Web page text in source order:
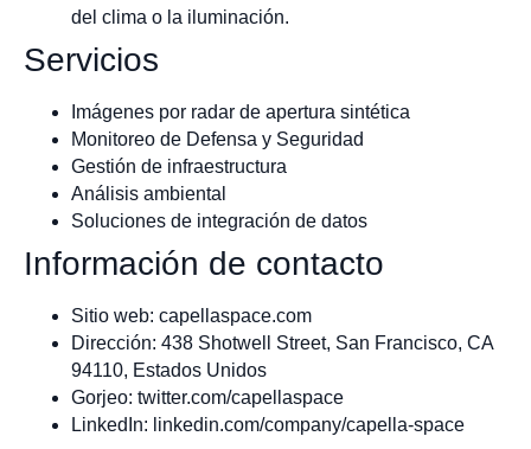
del clima o la iluminación.
Servicios
Imágenes por radar de apertura sintética
Monitoreo de Defensa y Seguridad
Gestión de infraestructura
Análisis ambiental
Soluciones de integración de datos
Información de contacto
Sitio web: capellaspace.com
Dirección: 438 Shotwell Street, San Francisco, CA
94110, Estados Unidos
Gorjeo: twitter.com/capellaspace
LinkedIn: linkedin.com/company/capella-space